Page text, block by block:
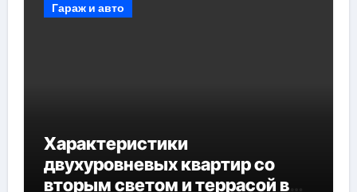
Гараж и авто
Характеристики
двухуровневых квартир со
вторым светом и террасой в